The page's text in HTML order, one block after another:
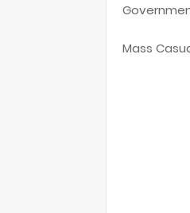
Mass